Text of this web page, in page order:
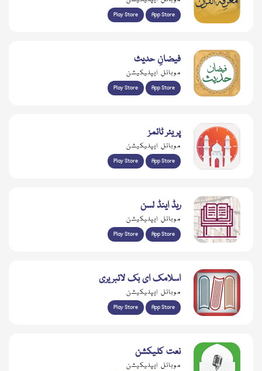
Play Store App Store
فیضانِ حدیث
موبائل ایپلیکیشن
Play Store App Store
پریئر ٹائمز
موبائل ایپلیکیشن
Play Store App Store
ریڈ اینڈ لسن
موبائل ایپلیکیشن
Play Store App Store
اسلامک ای بک لائبریری
موبائل ایپلیکیشن
Play Store App Store
نعت کلیکشن
موبائل ایپلیکیشن